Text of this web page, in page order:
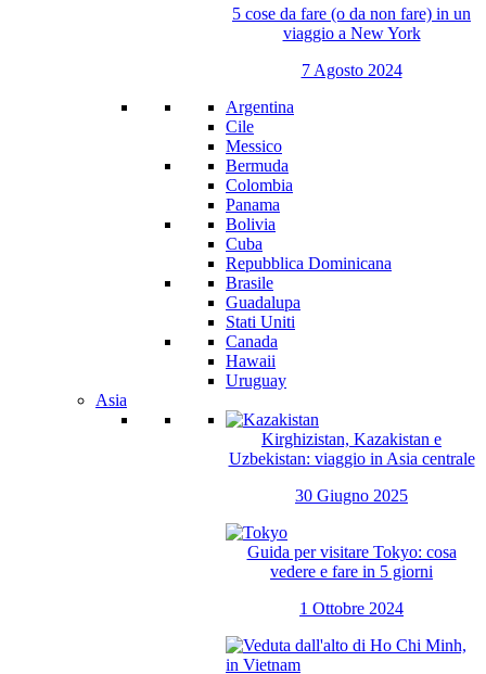
5 cose da fare (o da non fare) in un
viaggio a New York
7 Agosto 2024
Argentina
Cile
Messico
Bermuda
Colombia
Panama
Bolivia
Cuba
Repubblica Dominicana
Brasile
Guadalupa
Stati Uniti
Canada
Hawaii
Uruguay
Asia
Kirghizistan, Kazakistan e
Uzbekistan: viaggio in Asia centrale
30 Giugno 2025
Guida per visitare Tokyo: cosa
vedere e fare in 5 giorni
1 Ottobre 2024